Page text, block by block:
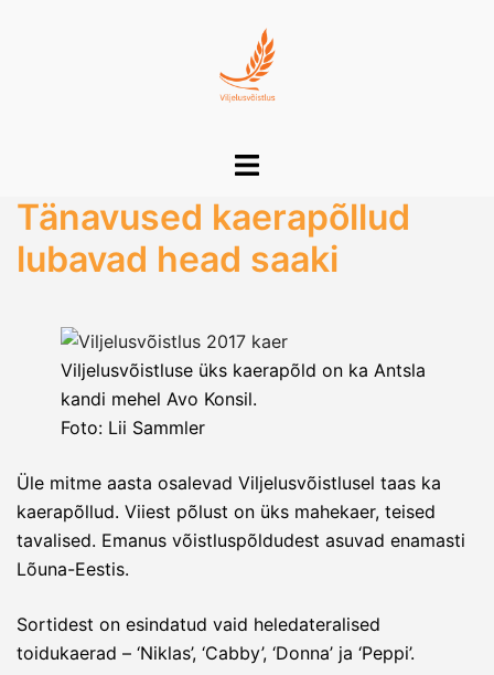
Toggle
Tänavused kaerapõllud
lubavad head saaki
Viljelusvõistluse üks kaerapõld on ka Antsla
kandi mehel Avo Konsil.
Foto: Lii Sammler
Üle mitme aasta osalevad Viljelusvõistlusel taas ka
kaerapõllud. Viiest põlust on üks mahekaer, teised
tavalised. Emanus võistluspõldudest asuvad enamasti
Lõuna-Eestis.
Sortidest on esindatud vaid heledateralised
toidukaerad – ‘Niklas’, ‘Cabby’, ‘Donna’ ja ‘Peppi’.